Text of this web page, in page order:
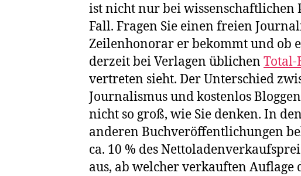
ist nicht nur bei wissenschaftlichen
Fall. Fragen Sie einen freien
Zeilenhonorar er bekommt und ob
derzeit bei Verlagen üblichen Total-
vertreten sieht. Der Unterschied
Journalismus und kostenlos
nicht so groß, wie Sie denken. In
anderen Buchveröffentlichungen
ca. 10 % des
aus, ab welcher verkauften Auflage